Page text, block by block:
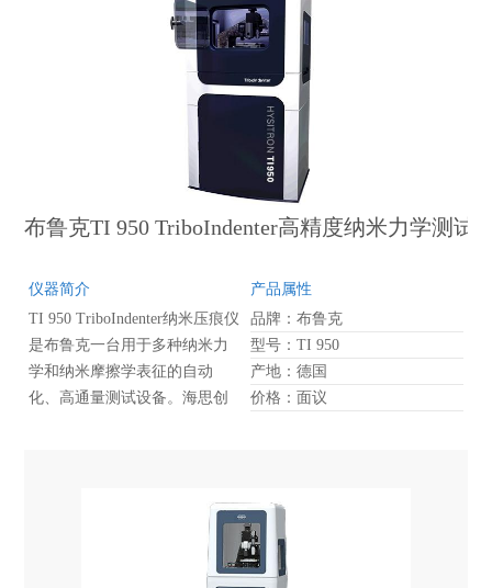
布鲁克TI 950 TriboIndenter高精度纳米力学测试
仪器简介
TI 950 TriboIndenter纳米压痕仪
是布鲁克一台用于多种纳米力
学和纳米摩擦学表征的自动
化、高通量测试设备。海思创
控制的准确度，提供了空前的
产品属性
品牌：布鲁克
型号：TI 950
产地：德国
价格：面议